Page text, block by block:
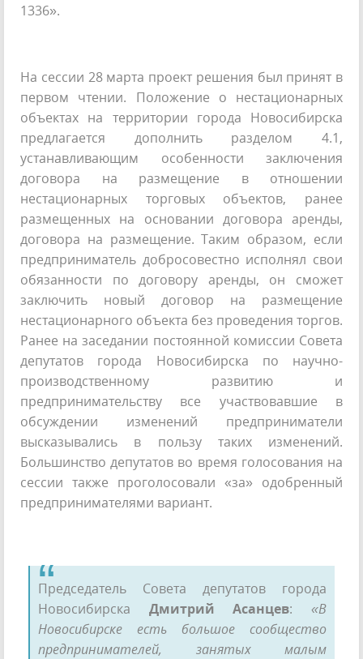
1336».
На сессии 28 марта проект решения был принят в
первом чтении. Положение о нестационарных
объектах на территории города Новосибирска
предлагается дополнить разделом 4.1,
устанавливающим особенности заключения
договора на размещение в отношении
нестационарных торговых объектов, ранее
размещенных на основании договора аренды,
договора на размещение. Таким образом, если
предприниматель добросовестно исполнял свои
обязанности по договору аренды, он сможет
заключить новый договор на размещение
нестационарного объекта без проведения торгов.
Ранее на заседании постоянной комиссии Совета
депутатов города Новосибирска по научно-
производственному развитию и
предпринимательству все участвовавшие в
обсуждении изменений предприниматели
высказывались в пользу таких изменений.
Большинство депутатов во время голосования на
сессии также проголосовали «за» одобренный
предпринимателями вариант.
Председатель Совета депутатов города
Новосибирска Дмитрий Асанцев:«В
Новосибирске есть большое сообщество
предпринимателей, занятых малым